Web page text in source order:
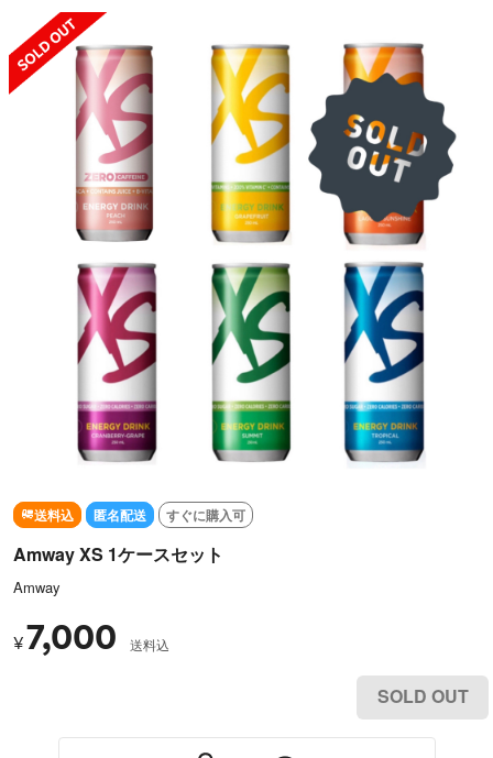
送料込 匿名配送 すぐに購入可
Amway XS 1ケースセット
Amway
¥7,000 送料込
SOLD OUT